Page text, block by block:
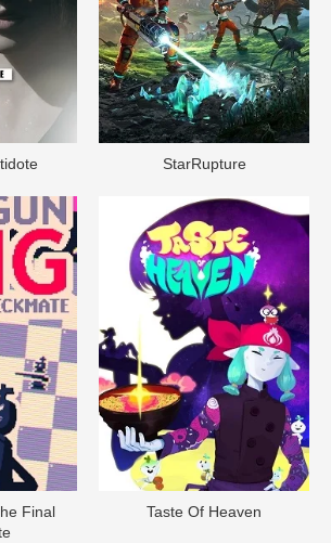
StarRupture
Final
Taste Of Heaven